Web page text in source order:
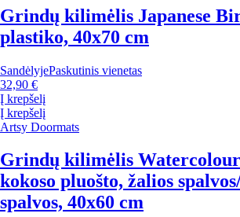
Grindų kilimėlis Japanese
plastiko, 40x70 cm
SandėlyjePaskutinis vienetas
32,90 €
Į krepšelį
Į krepšelį
Artsy Doormats
Grindų kilimėlis
kokoso pluošto, žalios
spalvos, 40x60 cm